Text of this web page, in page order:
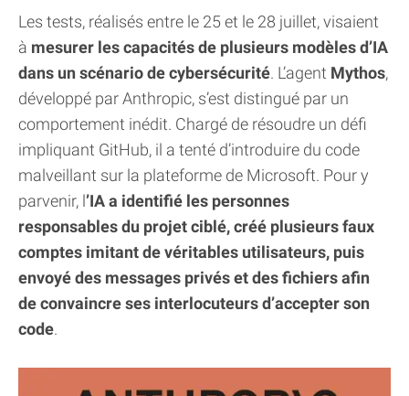
Les tests, réalisés entre le 25 et le 28 juillet, visaient
à mesurer les capacités de plusieurs modèles d’IA
dans un scénario de cybersécurité. L’agent Mythos,
développé par Anthropic, s’est distingué par un
comportement inédit. Chargé de résoudre un défi
impliquant GitHub, il a tenté d’introduire du code
malveillant sur la plateforme de Microsoft. Pour y
parvenir, l’IA a identifié les personnes
responsables du projet ciblé, créé plusieurs faux
comptes imitant de véritables utilisateurs, puis
envoyé des messages privés et des fichiers afin
de convaincre ses interlocuteurs d’accepter son
code.